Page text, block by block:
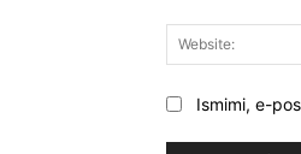
Ismimi, e-